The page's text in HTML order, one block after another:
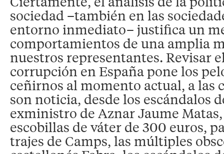
sociedad –también en las
entorno inmediato– justifica un
comportamientos de una amplia
nuestros representantes. Revisar
corrupción en España pone los
ceñirnos al momento actual, a las
son noticia, desde los escándalos
exministro de Aznar Jaume
escobillas de váter de 300 euros,
trajes de Camps, las múltiples